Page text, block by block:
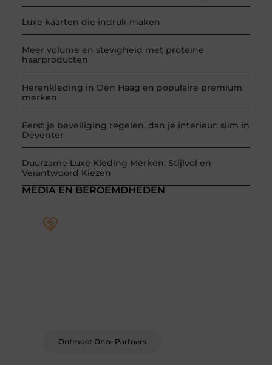
Luxe kaarten die indruk maken
Meer volume en stevigheid met proteïne
haarproducten
Herenkleding in Den Haag en populaire premium
merken
Eerst je beveiliging regelen, dan je interieur: slim in
Deventer
Duurzame Luxe Kleding Merken: Stijlvol en
Verantwoord Kiezen
MEDIA EN BEROEMDHEDEN
Ontmoet Onze Partners